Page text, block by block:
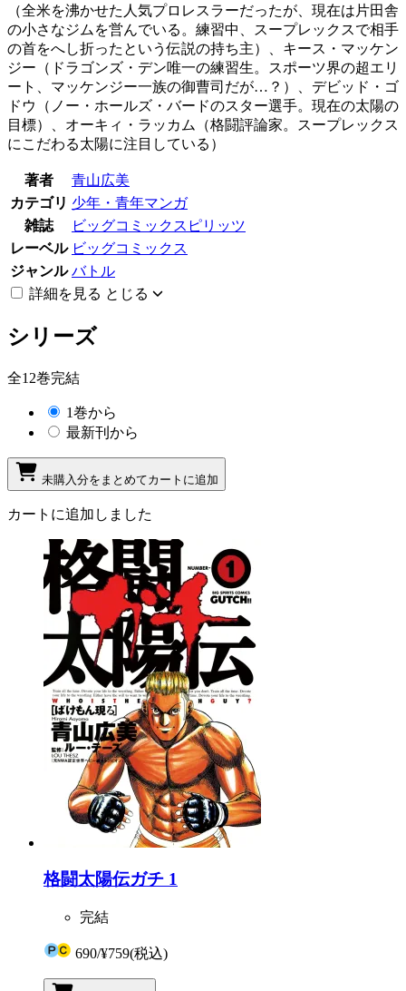
（全米を沸かせた人気プロレスラーだったが、現在は片田舎
の小さなジムを営んでいる。練習中、スープレックスで相手
の首をへし折ったという伝説の持ち主）、キース・マッケン
ジー（ドラゴンズ・デン唯一の練習生。スポーツ界の超エリ
ート、マッケンジー一族の御曹司だが…？）、デビッド・ゴ
ドウ（ノー・ホールズ・バードのスター選手。現在の太陽の
目標）、オーキィ・ラッカム（格闘評論家。スープレックス
にこだわる太陽に注目している）
著者
青山広美
カテゴリ 少年・青年マンガ
雑誌
ビッグコミックスピリッツ
レーベル ビッグコミックス
ジャンル バトル
詳細を見る とじる
シリーズ
全12巻完結
1巻から
最新刊から
未購入分をまとめてカートに追加
カートに追加しました
格闘太陽伝ガチ 1
完結
690/¥759(税込)